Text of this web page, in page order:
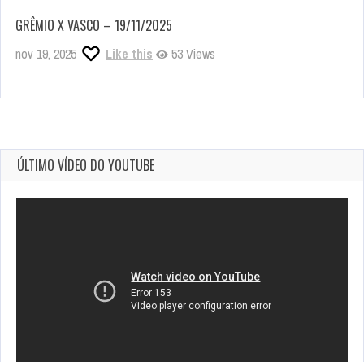
GRÊMIO X VASCO – 19/11/2025
nov 19, 2025 Like this 53 Views
ÚLTIMO VÍDEO DO YOUTUBE